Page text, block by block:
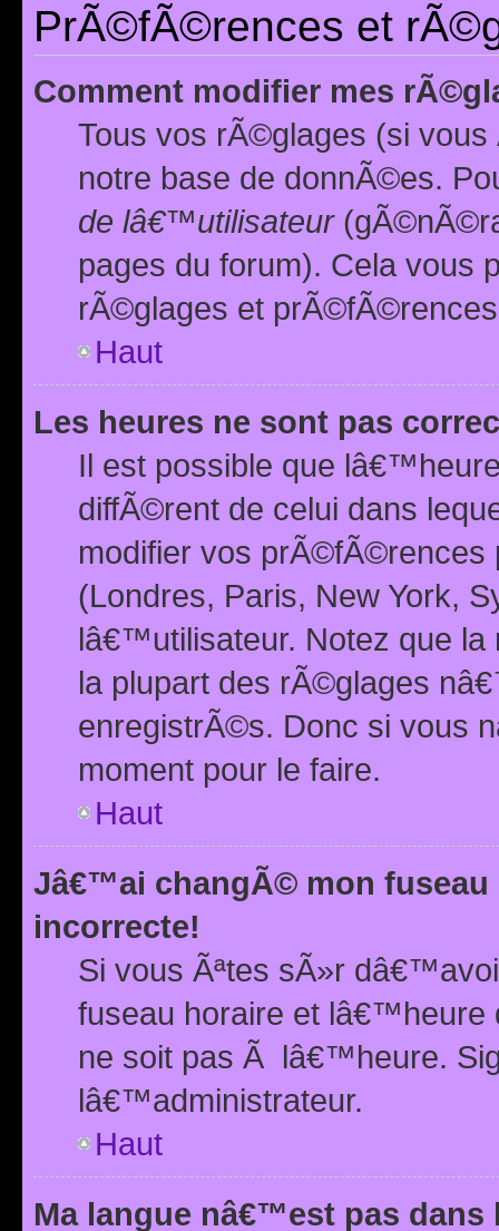
PrÃ©fÃ©rences et
Comment modifier mes
Tous vos rÃ©glages (si
notre base de donnÃ©es.
de lâ€™utilisateur
pages du forum). Cela vous
rÃ©glages et
Haut
Les heures ne sont pas
Il est possible que
diffÃ©rent de celui dans
modifier vos prÃ©fÃ©rences
(Londres, Paris, New York,
lâ€™utilisateur. Notez que la
la plupart des rÃ©glages
enregistrÃ©s. Donc si vous
moment pour le faire.
Haut
Jâ€™ai changÃ© mon
incorrecte!
Si vous Ãªtes sÃ»r
fuseau horaire et
ne soit pas Ã lâ€™heure.
lâ€™administrateur.
Haut
Ma langue nâ€™est pas dans